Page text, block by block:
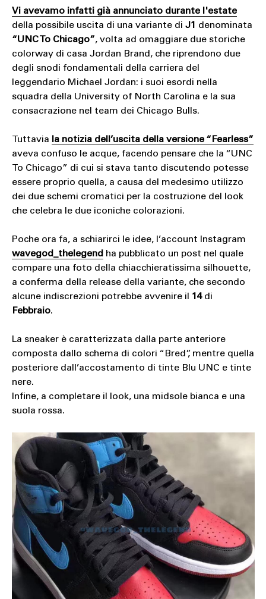
Vi avevamo infatti già annunciato durante l'estate
della possibile uscita di una variante di J1
denominata
“UNC To Chicago”, volta ad omaggiare due storiche
colorway di casa Jordan Brand, che riprendono due
degli snodi fondamentali della carriera del
leggendario Michael Jordan: i suoi esordi nella
squadra della University of North Carolina e la sua
consacrazione nel team dei Chicago Bulls.
Tuttavia
la notizia dell’uscita della versione “Fearless”
aveva confuso le acque, facendo pensare che la “UNC
To Chicago” di cui si stava tanto discutendo potesse
essere proprio quella, a causa del medesimo utilizzo
dei due schemi cromatici per la costruzione del look
che celebra le due iconiche colorazioni.
Poche ora fa, a schiarirci le idee, l’account Instagram
wavegod_thelegend ha pubblicato un post nel quale
compare una foto della chiacchieratissima silhouette,
a conferma della release della variante, che secondo
alcune indiscrezioni potrebbe avvenire il 14di
Febbraio.
La sneaker è caratterizzata dalla parte anteriore
composta dallo schema di colori “Bred”, mentre quella
posteriore dall’accostamento di tinte Blu UNC e tinte
nere.
Infine, a completare il look, una midsole bianca e una
suola rossa.